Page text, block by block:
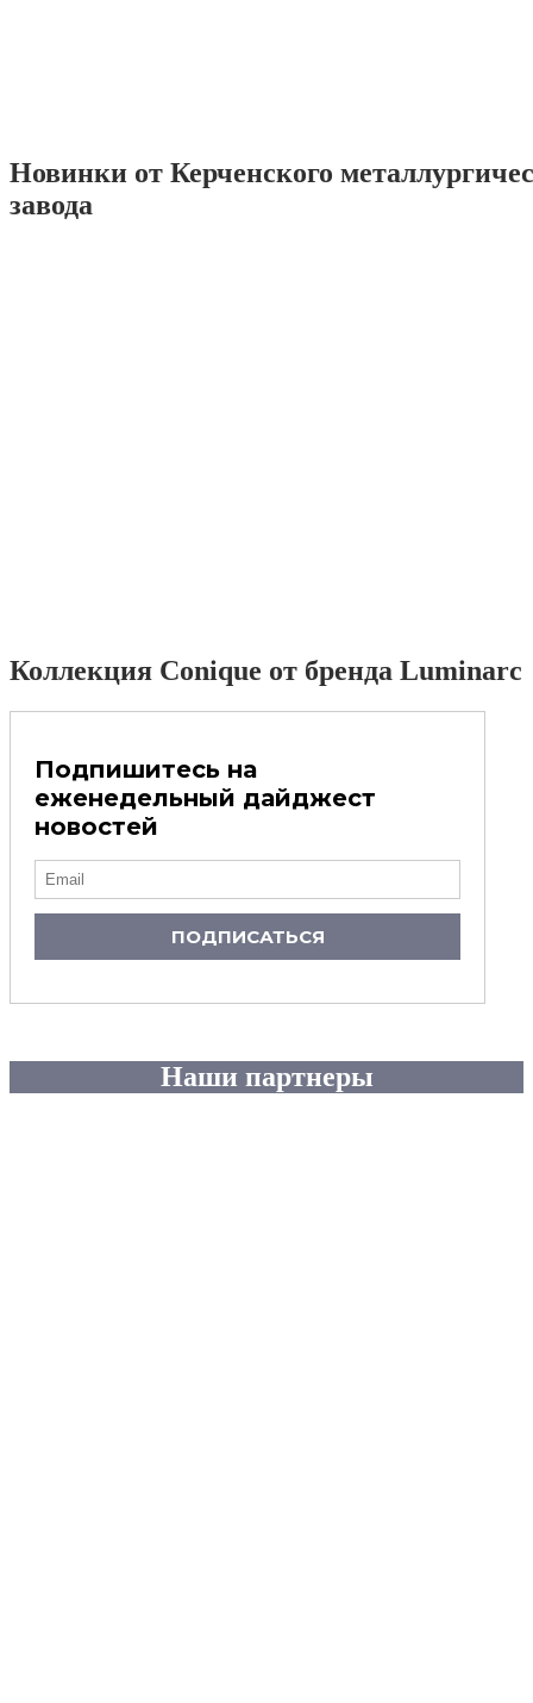
Новинки от Керченского
завода
Коллекция Conique от бренда Luminarc
Подпишитесь на
еженедельный дайджест
новостей
ПОДПИСАТЬСЯ
Наши партнеры